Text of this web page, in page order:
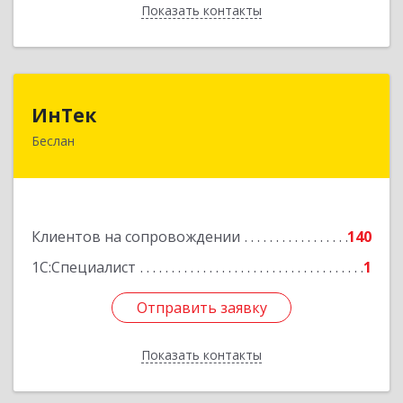
Показать контакты
Назад
ИнТек
Беслан
Клиентов на сопровождении
140
1С:Специалист
1
Отправить заявку
Показать контакты
Подробнее
Отправить заявку
Назад